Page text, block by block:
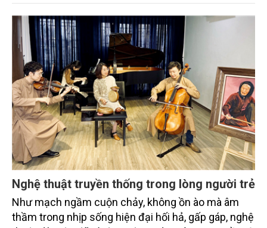
Đảng, Nhà nước đã tới dự.
Nghệ thuật truyền thống trong lòng người trẻ
Như mạch ngầm cuộn chảy, không ồn ào mà âm
thầm trong nhịp sống hiện đại hối hả, gấp gáp, nghệ